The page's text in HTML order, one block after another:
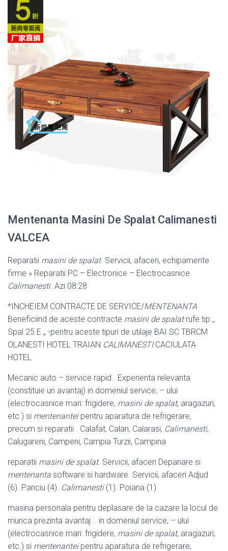
Mentenanta Masini De Spalat Calimanesti
VALCEA
Reparatii masini de spalat. Servicii, afaceri, echipamente
firme » Reparatii PC – Electronice – Electrocasnice.
Calimanesti. Azi 08:28
*INCHEIEM CONTRACTE DE SERVICE/MENTENANTA
Beneficiind de aceste contracte masini de spalatrufe tip ,,
Spal 25 E „ -pentru aceste tipuri de utilaje BAI SC TBRCM
OLANESTI HOTEL TRAIAN CALIMANESTICACIULATA
HOTEL
Mecanic auto – service rapid . Experienta relevanta
(constituie un avantaj) in domeniul service; – ului
(electrocasnice mari: frigidere, masini de spalat, aragazuri,
etc.) si mentenanteipentru aparatura de refrigerare,
precum si reparatii . Calafat, Calan, Calarasi, Calimanesti,
Calugareni, Campeni, Campia Turzii, Campina
reparatii masini de spalat. Servicii, afaceri Depanare si
mentenanta software si hardware. Servicii, afaceri Adjud
(6). Panciu (4). Calimanesti(1). Poiana (1).
masina personala pentru deplasare de la cazare la locul de
munca prezinta avantaj .. in domeniul service; – ului
(electrocasnice mari: frigidere, masini de spalat, aragazuri,
etc.) si mentenanteipentru aparatura de refrigerare,